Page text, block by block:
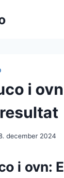
i
december 2024
i ovn: